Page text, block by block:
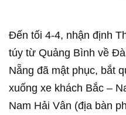
Đến tối 4-4, nhận định
túy từ Quảng Bình về
Nẵng đã mật phục, bắt
xuống xe khách Bắc –
Nam Hải Vân (địa bàn